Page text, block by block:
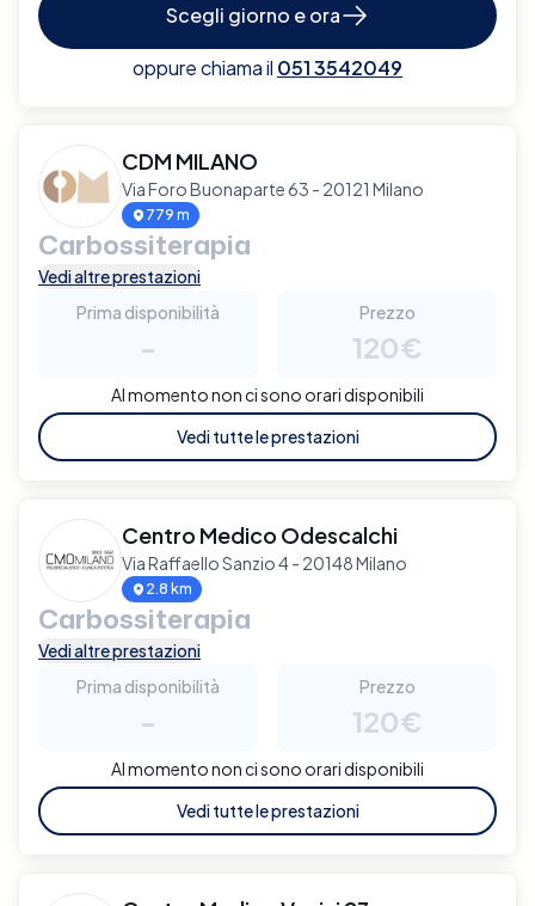
Scegli giorno e ora
oppure chiama il 051 3542049
CDM MILANO
Via Foro Buonaparte 63 - 20121 Milano
779 m
Carbossiterapia
Vedi altre prestazioni
Prima disponibilità
-
Prezzo
120€
Al momento non ci sono orari disponibili
Vedi tutte le prestazioni
Centro Medico Odescalchi
Via Raffaello Sanzio 4 - 20148 Milano
2.8 km
Carbossiterapia
Vedi altre prestazioni
Prima disponibilità
-
Prezzo
120€
Al momento non ci sono orari disponibili
Vedi tutte le prestazioni